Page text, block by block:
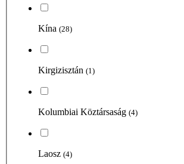
Kína (28)
Kirgizisztán (1)
Kolumbiai Köztársaság (4)
Laosz (4)